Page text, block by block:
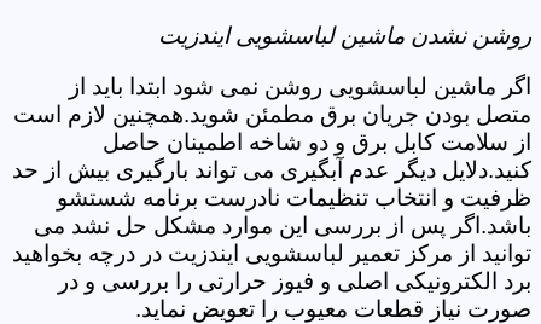
روشن نشدن ماشین لباسشویی ایندزیت
اگر ماشین لباسشویی روشن نمی شود ابتدا باید از
متصل بودن جریان برق مطمئن شوید.همچنین لازم است
از سلامت کابل برق و دو شاخه اطمینان حاصل
کنید.دلایل دیگر عدم آبگیری می تواند بارگیری بیش از حد
ظرفیت و انتخاب تنظیمات نادرست برنامه شستشو
باشد.اگر پس از بررسی این موارد مشکل حل نشد می
توانید از مرکز تعمیر لباسشویی ایندزیت در درچه بخواهید
برد الکترونیکی اصلی و فیوز حرارتی را بررسی و در
صورت نیاز قطعات معیوب را تعویض نماید.